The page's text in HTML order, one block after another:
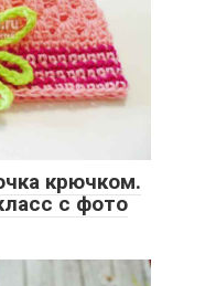
крючком.
с фото